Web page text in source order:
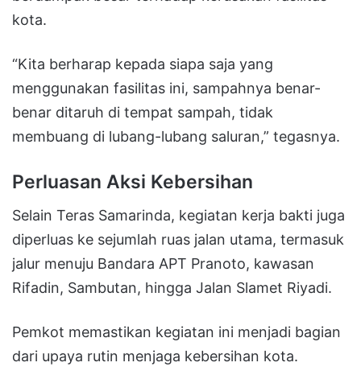
kota.
“Kita berharap kepada siapa saja yang
menggunakan fasilitas ini, sampahnya benar-
benar ditaruh di tempat sampah, tidak
membuang di lubang-lubang saluran,” tegasnya.
Perluasan Aksi Kebersihan
Selain Teras Samarinda, kegiatan kerja bakti juga
diperluas ke sejumlah ruas jalan utama, termasuk
jalur menuju Bandara APT Pranoto, kawasan
Rifadin, Sambutan, hingga Jalan Slamet Riyadi.
Pemkot memastikan kegiatan ini menjadi bagian
dari upaya rutin menjaga kebersihan kota.